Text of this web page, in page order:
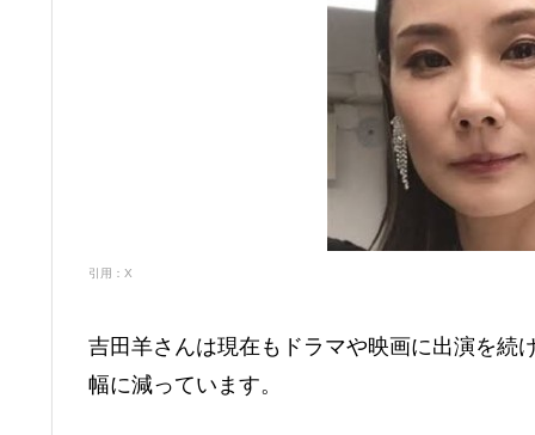
引用：X
吉田羊さんは現在もドラマや映画に出演を続
幅に減っています。